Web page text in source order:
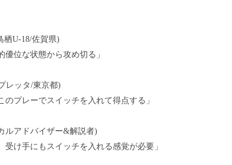
栖U-18/佐賀県)
優位な状態から攻め切る」
レッタ/東京都)
のプレーでスイッチを入れて得点する」
ルアドバイザー&解説者)
受け手にもスイッチを入れる感覚が必要」